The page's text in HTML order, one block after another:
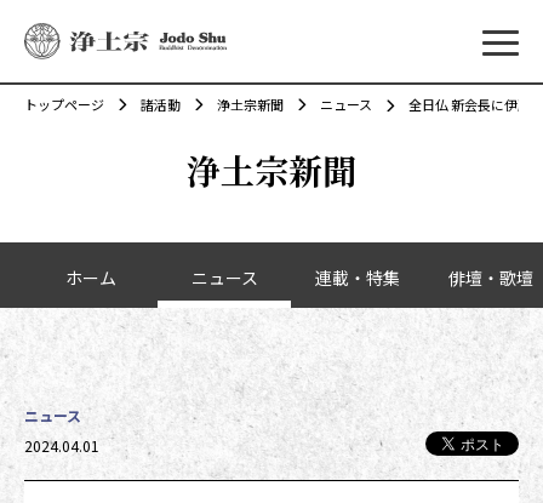
メ
浄土宗新聞
トップページ 諸活動 浄土宗新聞 ニュース 全日仏 新会長に伊藤
カテゴリーナビゲーション
ホーム ニュース 連載・特集 俳壇・歌壇
ニュース
投稿日時
2024.04.01